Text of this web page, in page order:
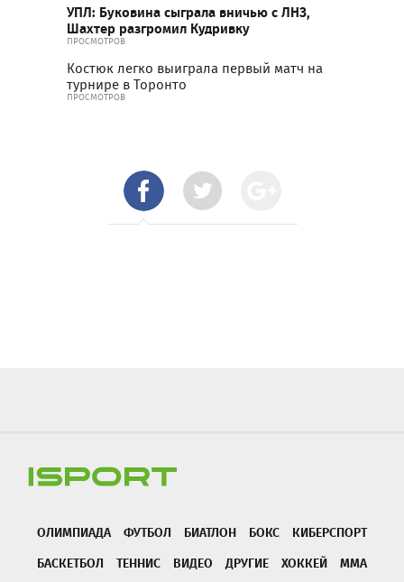
УПЛ: Буковина сыграла вничью с ЛНЗ,
Шахтер разгромил Кудривку
ПРОСМОТРОВ
Костюк легко выиграла первый матч на
турнире в Торонто
ПРОСМОТРОВ
ОЛИМПИАДА ФУТБОЛ БИАТЛОН БОКС
КИБЕРСПОРТ
БАСКЕТБОЛ
ТЕННИС ВИДЕО ДРУГИЕ ХОККЕЙ
ММА